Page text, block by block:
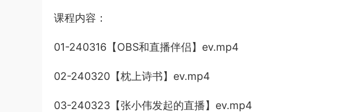
课程内容：
01-240316【OBS和直播伴侣】ev.mp4
02-240320【枕上诗书】ev.mp4
03-240323【张小伟发起的直播】ev.mp4